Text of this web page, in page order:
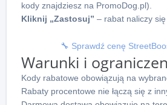
kody znajdziesz na PromoDog.pl).
Kliknij „Zastosuj” – rabat naliczy
🔧 Sprawdź cenę
Warunki i
Kody rabatowe obowiązują na
Rabaty procentowe nie łączą się z